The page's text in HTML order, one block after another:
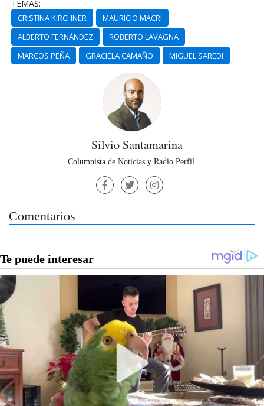
TEMAS:
CRISTINA KIRCHNER
MAURICIO MACRI
ALBERTO FERNÁNDEZ
ROBERTO LAVAGNA
MARCOS PEÑA
GRACIELA CAMAÑO MIGUEL SAREDI
Silvio Santamarina
Columnista de Noticias y Radio Perfil.
Comentarios